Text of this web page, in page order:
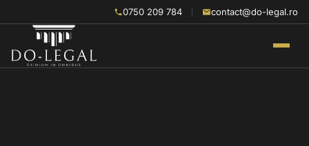
0750 209 784 contact@do-legal.ro